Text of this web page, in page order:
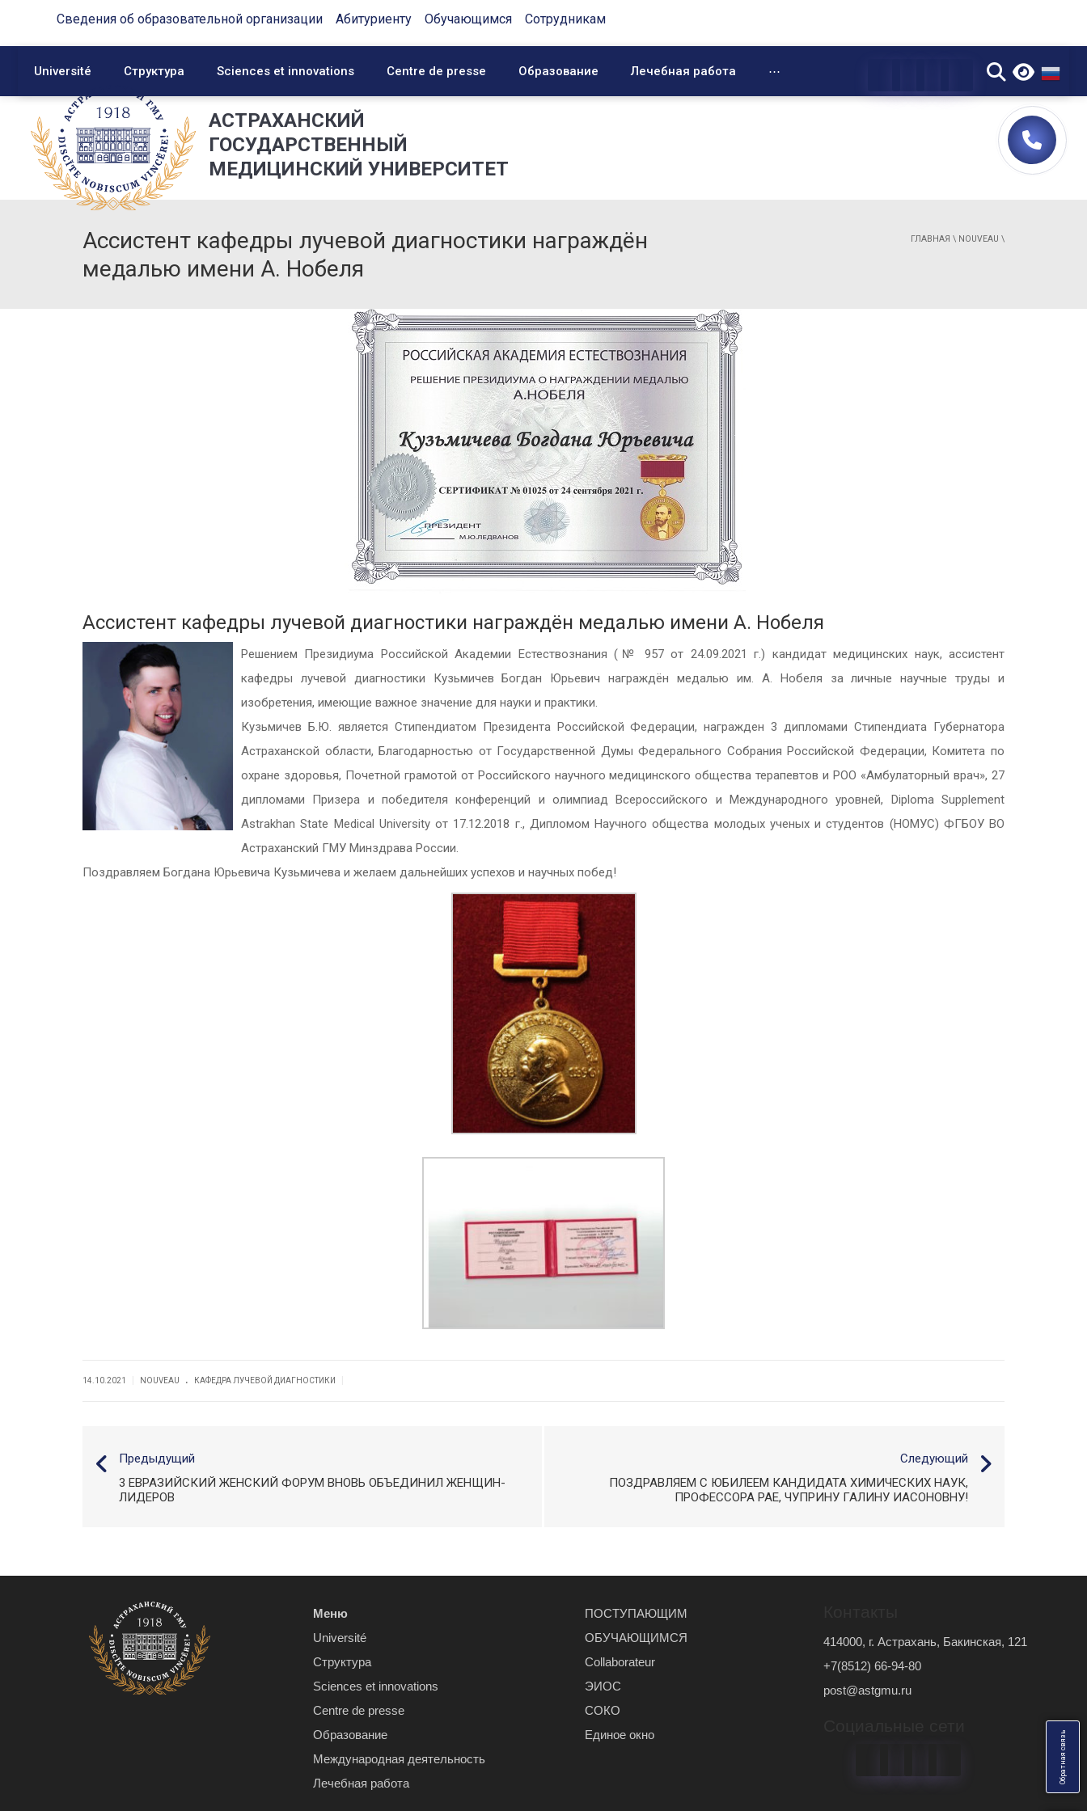
О
б
р
а
т
н
а
я
с
в
я
з
ь
Сведения об образовательной организации Абитуриенту Обучающимся Сотрудникам
Université Структура Sciences et innovations Centre de presse Образование Лечебная работа ⋯ ▼
АСТРАХАНСКИЙ
ГОСУДАРСТВЕННЫЙ
МЕДИЦИНСКИЙ УНИВЕРСИТЕТ
Ассистент кафедры лучевой диагностики награждён
медалью имени А. Нобеля
ГЛАВНАЯ \ NOUVEAU \
Ассистент кафедры лучевой диагностики награждён медалью имени А. Нобеля
Решением Президиума Российской Академии Естествознания (№ 957 от 24.09.2021 г.) кандидат медицинских наук, ассистент
кафедры лучевой диагностики Кузьмичев Богдан Юрьевич награждён медалью им. А. Нобеля за личные научные труды и
изобретения, имеющие важное значение для науки и практики.
Кузьмичев Б.Ю. является Стипендиатом Президента Российской Федерации, награжден 3 дипломами Стипендиата Губернатора
Астраханской области, Благодарностью от Государственной Думы Федерального Собрания Российской Федерации, Комитета по
охране здоровья, Почетной грамотой от Российского научного медицинского общества терапевтов и РОО «Амбулаторный врач», 27
дипломами Призера и победителя конференций и олимпиад Всероссийского и Международного уровней, DiplomaSupplement
AstrakhanState Medical University от 17.12.2018 г., Дипломом Научного общества молодых ученых и студентов (НОМУС) ФГБОУ ВО
Астраханский ГМУ Минздрава России.
Поздравляем Богдана Юрьевича Кузьмичева и желаем дальнейших успехов и научных побед!
14.10.2021 NOUVEAU . КАФЕДРА ЛУЧЕВОЙ ДИАГНОСТИКИ
Предыдущий
3 ЕВРАЗИЙСКИЙ ЖЕНСКИЙ ФОРУМ ВНОВЬ ОБЪЕДИНИЛ ЖЕНЩИН-
ЛИДЕРОВ
Следующий
ПОЗДРАВЛЯЕМ С ЮБИЛЕЕМ КАНДИДАТА ХИМИЧЕСКИХ НАУК,
ПРОФЕССОРА РАЕ, ЧУПРИНУ ГАЛИНУ ИАСОНОВНУ!
Меню
Université
Структура
Sciences et innovations
Centre de presse
Образование
Международная деятельность
Лечебная работа
ПОСТУПАЮЩИМ
ОБУЧАЮЩИМСЯ
Сollaborateur
ЭИОС
СОКО
Единое окно
414000, г. Астрахань, Бакинская, 121
+7(8512) 66-94-80
post@astgmu.ru